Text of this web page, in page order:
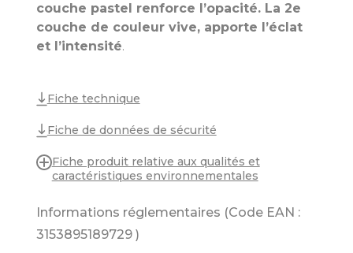
couche pastel renforce l’opacité. La 2e
couche de couleur vive, apporte l’éclat
et l’intensité.
Fiche technique
Fiche de données de sécurité
Fiche produit relative aux qualités et
caractéristiques environnementales
Informations réglementaires (Code EAN :
3153895189729 )